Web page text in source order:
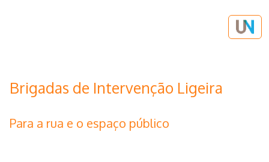
Brigadas de Intervenção Ligeira
Para a rua e o espaço público